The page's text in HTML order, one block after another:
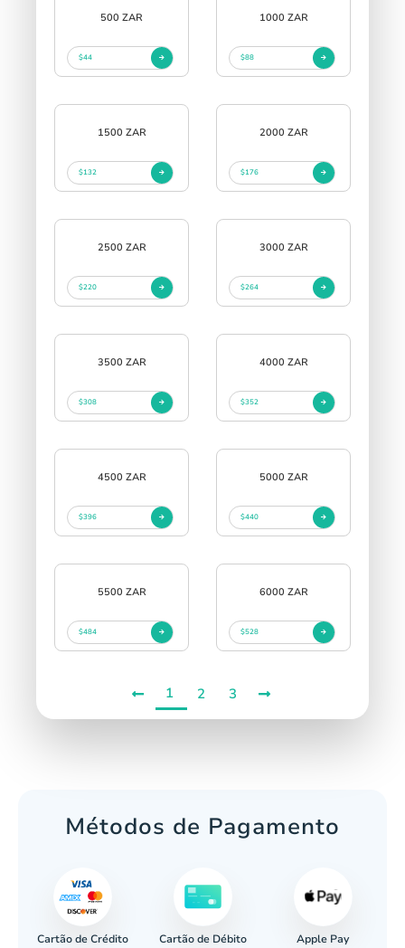
500 ZAR
$44
1000 ZAR
$88
1500 ZAR
$132
2000 ZAR
$176
2500 ZAR
$220
3000 ZAR
$264
3500 ZAR
$308
4000 ZAR
$352
4500 ZAR
$396
5000 ZAR
$440
5500 ZAR
$484
6000 ZAR
$528
1 2 3
Métodos de Pagamento
Cartão de Crédito Cartão de Débito Apple Pay